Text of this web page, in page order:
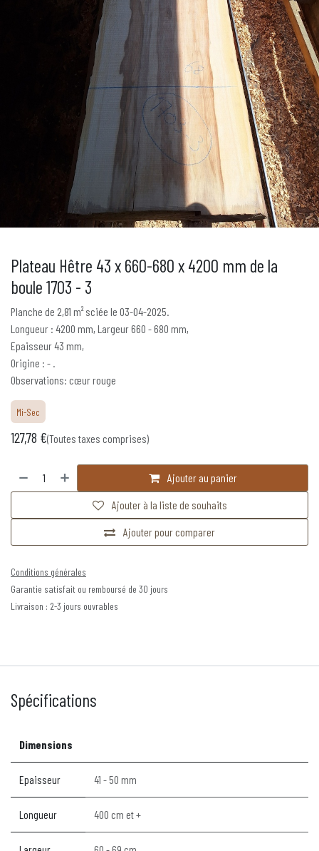
Plateau Hêtre 43 x 660-680 x 4200 mm de la
boule 1703 - 3
Planche de 2,81 m² sciée le 03-04-2025.
Longueur : 4200 mm, Largeur 660 - 680 mm,
Epaisseur 43 mm,
Origine : - .
Observations: cœur rouge
Mi-Sec
127,78 €(Toutes taxes comprises)
Ajouter au panier
Ajouter pour comparer
Ajouter à la liste de souhaits
Conditions générales
Garantie satisfait ou remboursé de 30 jours
Livraison : 2-3 jours ouvrables
Spécifications
Dimensions
Epaisseur 41 - 50 mm
Longueur 400 cm et +